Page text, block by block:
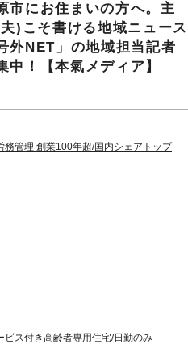
市にお住まいの方へ。主
)こそ書ける地域ニュース
外NET」の地域担当記者
中！【本氣メディア】
管理 創業100年超/国内シェアトップ
ス付き高齢者専用住宅/日勤のみ